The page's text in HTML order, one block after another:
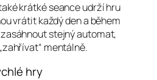
krátké seance udrží hru
vrátit každý den a během
stejný automat,
mentálně.
hry